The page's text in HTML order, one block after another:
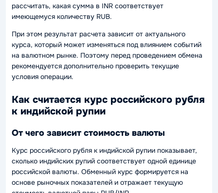
рассчитать, какая сумма в INR соответствует
имеющемуся количеству RUB.
При этом результат расчета зависит от актуального
курса, который может изменяться под влиянием событий
на валютном рынке. Поэтому перед проведением обмена
рекомендуется дополнительно проверить текущие
условия операции.
Как считается курс российского рубля
к индийской рупии
От чего зависит стоимость валюты
Курс российского рубля к индийской рупии показывает,
сколько индийских рупий соответствует одной единице
российской валюты. Обменный курс формируется на
основе рыночных показателей и отражает текущую